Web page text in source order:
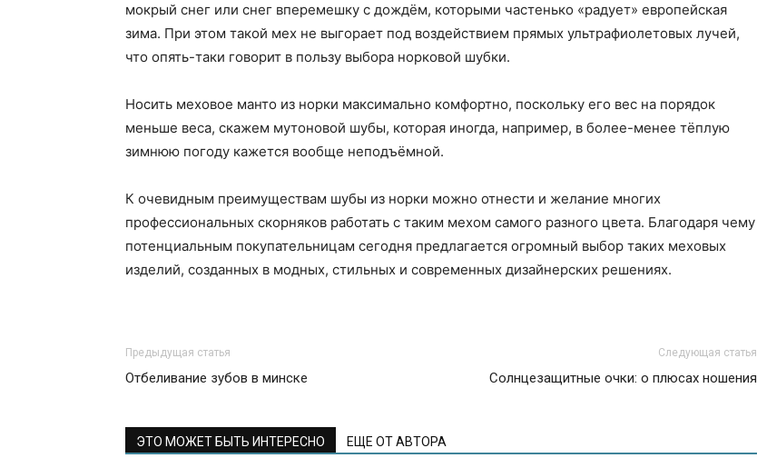
мокрый снег или снег вперемешку с дождём, которыми частенько «радует» европейская
зима. При этом такой мех не выгорает под воздействием прямых ультрафиолетовых лучей,
что опять-таки говорит в пользу выбора норковой шубки.
Носить меховое манто из норки максимально комфортно, поскольку его вес на порядок
меньше веса, скажем мутоновой шубы, которая иногда, например, в более-менее тёплую
зимнюю погоду кажется вообще неподъёмной.
К очевидным преимуществам шубы из норки можно отнести и желание многих
профессиональных скорняков работать с таким мехом самого разного цвета. Благодаря чему
потенциальным покупательницам сегодня предлагается огромный выбор таких меховых
изделий, созданных в модных, стильных и современных дизайнерских решениях.
Предыдущая статья
Отбеливание зубов в минске
Следующая статья
Солнцезащитные очки: о плюсах ношения
ЭТО МОЖЕТ БЫТЬ ИНТЕРЕСНО ЕЩЕ ОТ АВТОРА